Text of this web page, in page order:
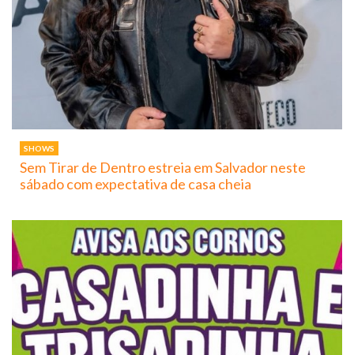
SHOWS
Sem Tirar de Dentro estreia em Salvador neste
sábado com expectativa de casa cheia